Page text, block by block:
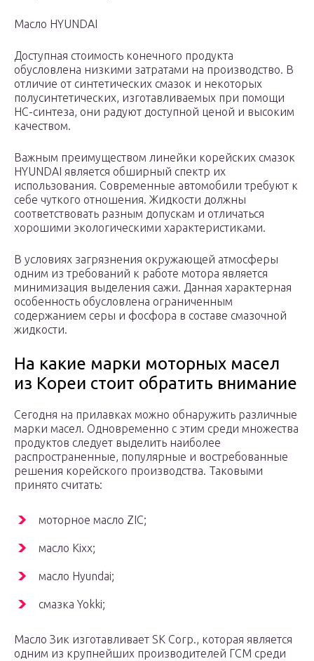
Масло HYUNDAI
Доступная стоимость конечного продукта
обусловлена низкими затратами на производство. В
отличие от синтетических смазок и некоторых
полусинтетических, изготавливаемых при помощи
HC-синтеза, они радуют доступной ценой и высоким
качеством.
Важным преимуществом линейки корейских смазок
HYUNDAI является обширный спектр их
использования. Современные автомобили требуют к
себе чуткого отношения. Жидкости должны
соответствовать разным допускам и отличаться
хорошими экологическими характеристиками.
В условиях загрязнения окружающей атмосферы
одним из требований к работе мотора является
минимизация выделения сажи. Данная характерная
особенность обусловлена ограниченным
содержанием серы и фосфора в составе смазочной
жидкости.
На какие марки моторных масел
из Кореи стоит обратить внимание
Сегодня на прилавках можно обнаружить различные
марки масел. Одновременно с этим среди множества
продуктов следует выделить наиболее
распространенные, популярные и востребованные
решения корейского производства. Таковыми
принято считать:
моторное масло ZIC;
масло Kixx;
масло Hyundai;
смазка Yokki;
Масло Зик изготавливает SK Corp., которая является
одним из крупнейших производителей ГСМ среди